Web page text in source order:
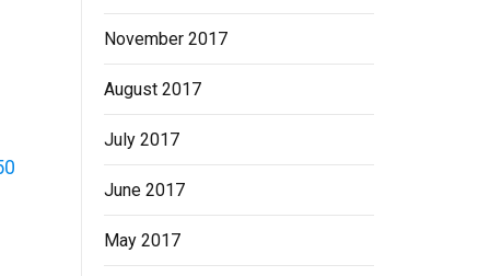
November 2017
August 2017
July 2017
June 2017
May 2017